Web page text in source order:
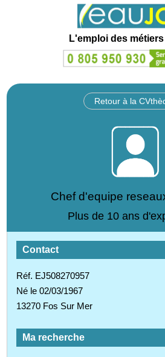
L'emploi des
Retour à la
Chef d'equipe
Plus de 10 ans
Contact
Réf. EJ508270957
Né le 02/03/1967
13270 Fos Sur Mer
Ma recherche